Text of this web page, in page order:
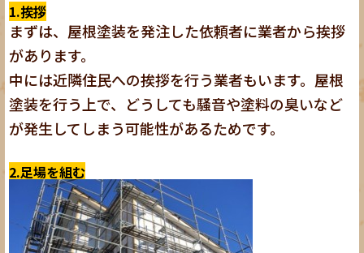
1.挨拶
まずは、屋根塗装を発注した依頼者に業者から挨拶
があります。
中には近隣住民への挨拶を行う業者もいます。屋根
塗装を行う上で、どうしても騒音や塗料の臭いなど
が発生してしまう可能性があるためです。
2.足場を組む